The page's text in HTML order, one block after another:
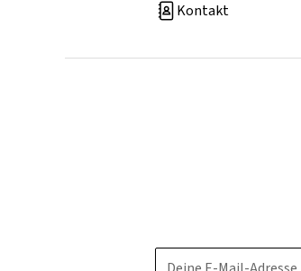
Kontakt